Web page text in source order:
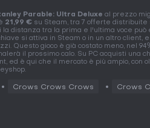
Parable: Ultra Deluxe al prezzo
21,99 € su Steam, tra 7 offerte distribuite
la distanza tra la prima e l'ultima voce
si attiva in Steam o in un altro client,
Questo gioco è già costato meno, nel
il prossimo calo. Su PC acquisti una
ed è qui che il mercato è più ampio, con
Crows Crows Crows Crows